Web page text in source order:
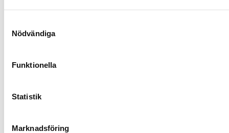
Nödvändiga
Funktionella
Statistik
Marknadsföring
Några veckor efter vårt besök blir Östergötlands
Museer och ICOM. Juryn skriver: "Med visionen att
Östergötlands museum hur museer kan arbeta aktivt
pressmeddelandet här.